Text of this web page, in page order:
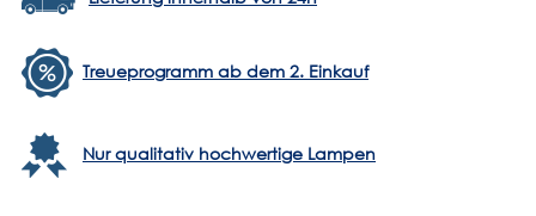
Treueprogramm ab dem 2. Einkauf
Nur qualitativ hochwertige Lampen